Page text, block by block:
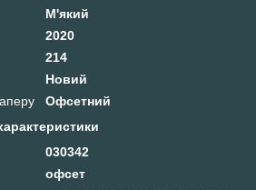
М'який
2020
214
Новий
Офсетний
030342
офсет